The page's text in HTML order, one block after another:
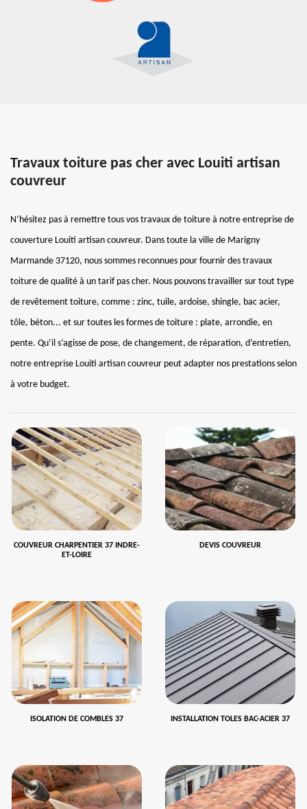
Travaux toiture pas cher avec Louiti artisan
couvreur
N’hésitez pas à remettre tous vos travaux de toiture à notre entreprise de
couverture Louiti artisan couvreur. Dans toute la ville de Marigny
Marmande 37120, nous sommes reconnues pour fournir des travaux
toiture de qualité à un tarif pas cher. Nous pouvons travailler sur tout type
de revêtement toiture, comme : zinc, tuile, ardoise, shingle, bac acier,
tôle, béton... et sur toutes les formes de toiture : plate, arrondie, en
pente. Qu’il s’agisse de pose, de changement, de réparation, d’entretien,
notre entreprise Louiti artisan couvreur peut adapter nos prestations selon
à votre budget.
COUVREUR CHARPENTIER 37 INDRE-
ET-LOIRE
DEVIS COUVREUR
ISOLATION DE COMBLES 37 INSTALLATION TOLES BAC-ACIER 37